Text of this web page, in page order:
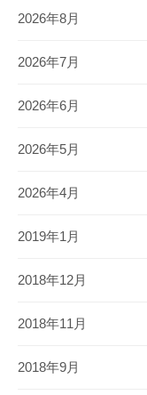
2026年8月
2026年7月
2026年6月
2026年5月
2026年4月
2019年1月
2018年12月
2018年11月
2018年9月